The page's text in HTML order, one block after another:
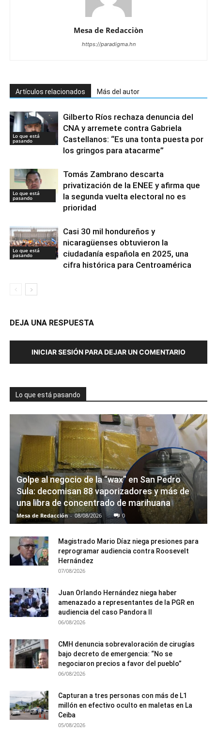
Mesa de Redacciòn
https://paradigma.hn
Artículos relacionados Más del autor
Lo que está
pasando
Gilberto Ríos rechaza denuncia del
CNA y arremete contra Gabriela
Castellanos: “Es una tonta puesta por
los gringos para atacarme”
Lo que está
pasando
Tomás Zambrano descarta
privatización de la ENEE y afirma que
la segunda vuelta electoral no es
prioridad
Lo que está
pasando
Casi 30 mil hondureños y
nicaragüenses obtuvieron la
ciudadanía española en 2025, una
cifra histórica para Centroamérica
DEJA UNA RESPUESTA
INICIAR SESIÓN PARA DEJAR UN COMENTARIO
Lo que está pasando
Golpe al negocio de la “wax” en San Pedro
Sula: decomisan 88 vaporizadores y más de
una libra de concentrado de marihuana
Mesa de Redacción - 08/08/2026 0
Magistrado Mario Díaz niega presiones para
reprogramar audiencia contra Roosevelt
Hernández
07/08/2026
Juan Orlando Hernández niega haber
amenazado a representantes de la PGR en
audiencia del caso Pandora II
06/08/2026
CMH denuncia sobrevaloración de cirugías
bajo decreto de emergencia: “No se
negociaron precios a favor del pueblo”
06/08/2026
Capturan a tres personas con más de L1
millón en efectivo oculto en maletas en La
Ceiba
05/08/2026